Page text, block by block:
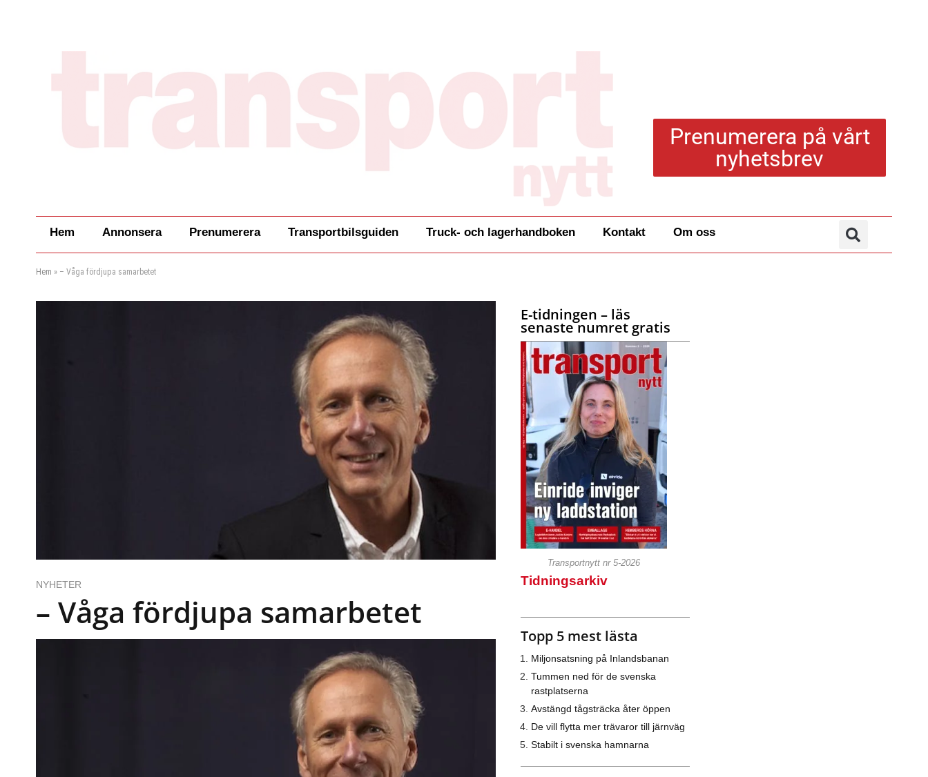
Prenumerera på vårt
nyhetsbrev
Hem Annonsera Prenumerera Transportbilsguiden Truck- och lagerhandboken Kontakt Om oss
Hem » – Våga fördjupa samarbetet
NYHETER
– Våga fördjupa samarbetet
E-tidningen – läs
senaste numret gratis
Transportnytt nr 5-2026
Tidningsarkiv
Topp 5 mest lästa
Miljonsatsning på Inlandsbanan
Tummen ned för de svenska
rastplatserna
Avstängd tågsträcka åter öppen
De vill flytta mer trävaror till järnväg
Stabilt i svenska hamnarna